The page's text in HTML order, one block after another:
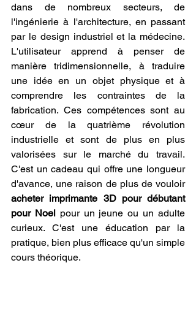
dans de nombreux secteurs, de
l'ingénierie à l'architecture, en passant
par le design industriel et la médecine.
L'utilisateur apprend à penser de
manière tridimensionnelle, à traduire
une idée en un objet physique et à
comprendre les contraintes de la
fabrication. Ces compétences sont au
cœur de la quatrième révolution
industrielle et sont de plus en plus
valorisées sur le marché du travail.
C'est un cadeau qui offre une longueur
d'avance, une raison de plus de vouloir
acheter imprimante 3D pour débutant
pour Noel pour un jeune ou un adulte
curieux. C'est une éducation par la
pratique, bien plus efficace qu'un simple
cours théorique.